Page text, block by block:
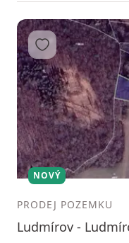
Přidat do
NOVÝ
PRODEJ POZEMKU
Ludmírov -